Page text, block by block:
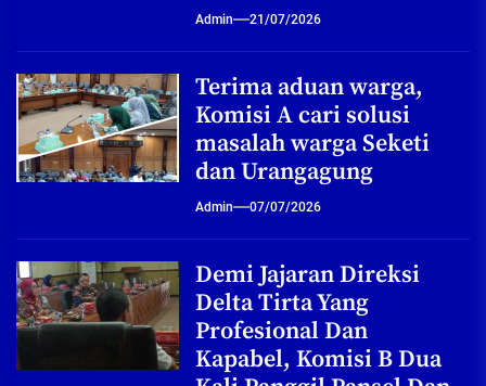
Admin 21/07/2026
Terima aduan warga,
Komisi A cari solusi
masalah warga Seketi
dan Urangagung
Admin 07/07/2026
Demi Jajaran Direksi
Delta Tirta Yang
Profesional Dan
Kapabel, Komisi B Dua